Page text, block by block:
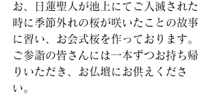
お、日蓮聖人が池上にてご入滅された
時に季節外れの桜が咲いたことの故事
に習い、お会式桜を作っております。
ご参詣の皆さんには一本ずつお持ち帰
りいただき、お仏壇にお供えくださ
い。